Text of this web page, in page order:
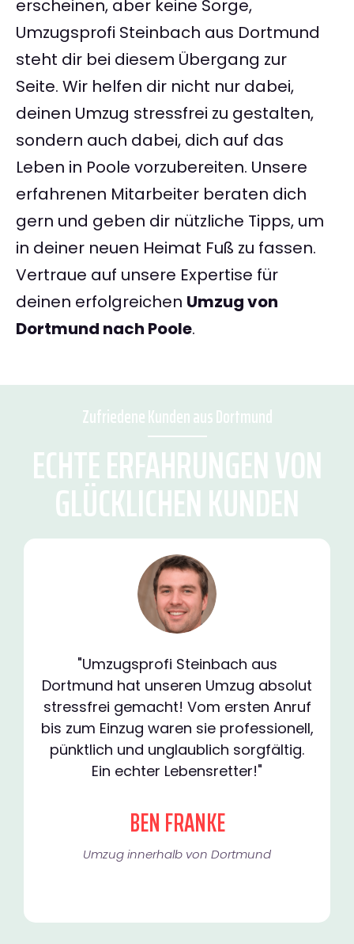
erscheinen, aber keine Sorge,
Umzugsprofi Steinbach aus Dortmund
steht dir bei diesem Übergang zur
Seite. Wir helfen dir nicht nur dabei,
deinen Umzug stressfrei zu gestalten,
sondern auch dabei, dich auf das
Leben in Poole vorzubereiten. Unsere
erfahrenen Mitarbeiter beraten dich
gern und geben dir nützliche Tipps, um
in deiner neuen Heimat Fuß zu fassen.
Vertraue auf unsere Expertise für
deinen erfolgreichen Umzug von
Dortmund nach Poole.
Zufriedene Kunden aus Dortmund
ECHTE ERFAHRUNGEN VON
GLÜCKLICHEN KUNDEN
"Umzugsprofi Steinbach aus
Dortmund hat unseren Umzug absolut
stressfrei gemacht! Vom ersten Anruf
bis zum Einzug waren sie professionell,
pünktlich und unglaublich sorgfältig.
Ein echter Lebensretter!"
BEN FRANKE
Umzug innerhalb von Dortmund​